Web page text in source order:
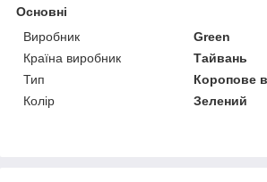
Основні
Виробник
Green
Країна виробник
Тайвань
Тип
Коропове
Колір
Зелений